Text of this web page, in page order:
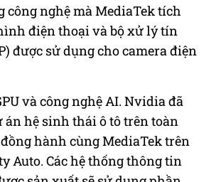
công nghệ mà MediaTek tích
điện thoại và bộ xử lý tín
được sử dụng cho camera điện
và công nghệ AI. Nvidia đã
hệ sinh thái ô tô trên toàn
hành cùng MediaTek trên
Auto. Cáchệ thống thông tin